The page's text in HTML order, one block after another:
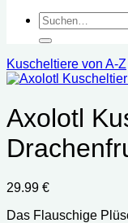
Suchen
nach:
Kuscheltiere von A-Z
Axolotl
29.99 €
Das Flauschige